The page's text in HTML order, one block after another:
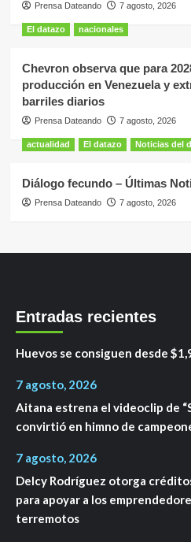
Prensa Dateando 7 agosto, 2026
El datazo nacionales
Chevron observa que para
producción en Venezuela y
barriles diarios
Prensa Dateando 7 agosto, 2026
actualidad El datazo Noticias del
Diálogo fecundo – Últimas
Prensa Dateando 7 agosto, 2026
Entradas recientes
Huevos se consiguen desde
7 agosto, 2026
Aitana estrena el videoclip de
convirtió en himno de
7 agosto, 2026
Delcy Rodríguez otorga
para apoyar a los
terremotos